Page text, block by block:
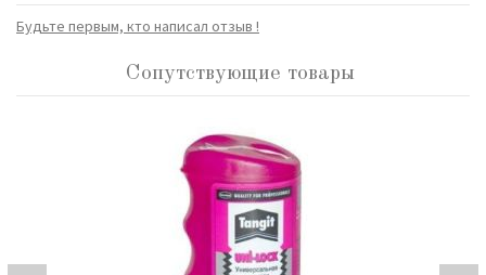
Будьте первым, кто написал отзыв !
Сопутствующие товары